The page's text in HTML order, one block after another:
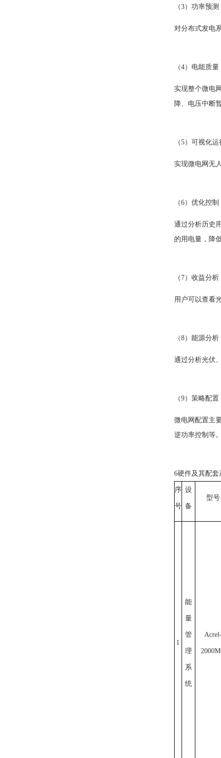
（3）功率预测
对分布式发电
（4）电能质量
实现整个微电
降、电压中断
（5）可视化运
实现微电网无
（6）优化控制
通过分析历史
的用电量，降
（7）收益分析
用户可以查看
（8）能源分析
通过分析光伏
（9）策略配置
微电网配置主
逆功率控制等
6硬件及其配套
序
号
设
备
型号
1
能
量
管
理
系
统